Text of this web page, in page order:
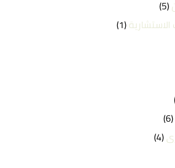
(5)
الاستشارية(1)
(6)
(4)